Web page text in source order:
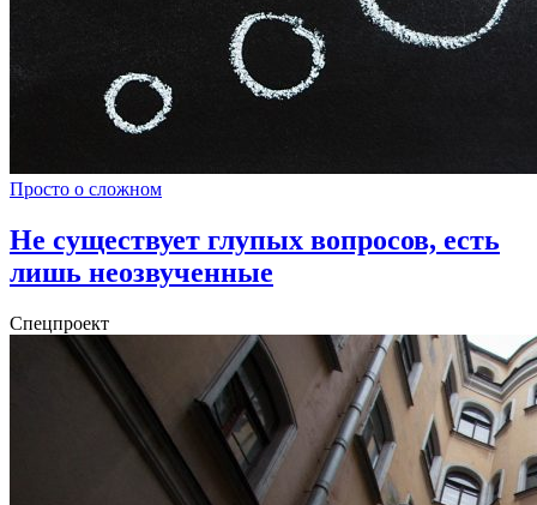
Просто о сложном
Не существует глупых вопросов, есть
лишь неозвученные
Спецпроект